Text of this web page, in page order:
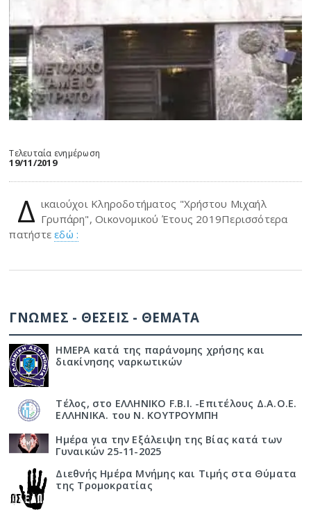
Τελευταία ενημέρωση
19/11/2019
Δ ικαιούχοι Κληροδοτήματος "Χρήστου Μιχαήλ
Γρυπάρη", Οικονομικού Έτους 2019Περισσότερα
πατήστεεδώ :
ΓΝΩΜΕΣ - ΘΕΣΕΙΣ - ΘΕΜΑΤΑ
ΗΜΕΡΑ κατά της παράνομης χρήσης και
διακίνησης ναρκωτικών
Τέλος, στο ΕΛΛΗΝΙΚΟ F.B.I. -Επιτέλους Δ.Α.Ο.Ε.
ΕΛΛΗΝΙΚΑ. του Ν. ΚΟΥΤΡΟΥΜΠΗ
Ημέρα για την Εξάλειψη της Βίας κατά των
Γυναικών 25-11-2025
Διεθνής Ημέρα Μνήμης και Τιμής στα Θύματα
της Τρομοκρατίας